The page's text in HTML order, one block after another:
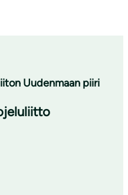
Uudenmaan piiri